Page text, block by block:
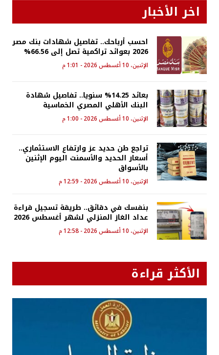
اخر الأخبار
احسب أرباحك.. تفاصيل شهادات بنك مصر
2026 بعوائد تراكمية تصل إلى 66.56%
الإثنين، 10 أغسطس 2026 - 1:01 م
بعائد 14.25% سنويا.. تفاصيل شهادة
البنك الأهلي المصري الخماسية
الإثنين، 10 أغسطس 2026 - 1:00 م
تراجع طن حديد عز وارتفاع الاستثماري..
أسعار الحديد والأسمنت اليوم الإثنين
بالأسواق
الإثنين، 10 أغسطس 2026 - 12:59 م
بنفسك في دقائق.. طريقة تسجيل قراءة
عداد الغاز المنزلي لشهر أغسطس 2026
الإثنين، 10 أغسطس 2026 - 12:58 م
الأكثر قراءة